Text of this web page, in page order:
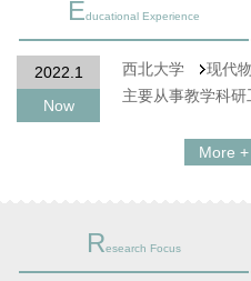
Educational Experience
2022.1
Now
西北大学 现代
主要从事教学科研
More +
Research Focus